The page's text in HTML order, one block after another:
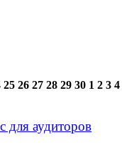
25 26 27 28 29 30 1 2 3 4
для аудиторов